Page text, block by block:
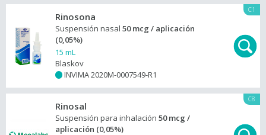
C1
Rinosona
Suspensión nasal 50 mcg / aplicación
(0,05%)
15 mL
Blaskov
INVIMA 2020M-0007549-R1
C8
Rinosal
Suspensión para inhalación 50 mcg /
aplicación (0,05%)